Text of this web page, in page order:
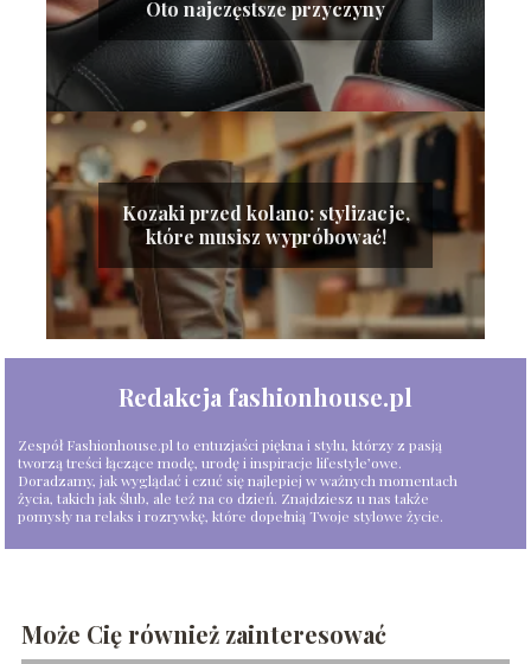
Oto najczęstsze przyczyny
Kozaki przed kolano: stylizacje,
które musisz wypróbować!
Redakcja fashionhouse.pl
Zespół Fashionhouse.pl to entuzjaści piękna i stylu, którzy z pasją
tworzą treści łączące modę, urodę i inspiracje lifestyle’owe.
Doradzamy, jak wyglądać i czuć się najlepiej w ważnych momentach
życia, takich jak ślub, ale też na co dzień. Znajdziesz u nas także
pomysły na relaks i rozrywkę, które dopełnią Twoje stylowe życie.
Może Cię również zainteresować